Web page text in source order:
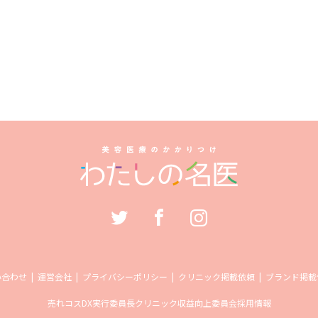
わせ 運営会社 プライバシーポリシー クリニック掲載依頼 ブランド掲
売れコスDX実行委員長クリニック収益向上委員会採用情報